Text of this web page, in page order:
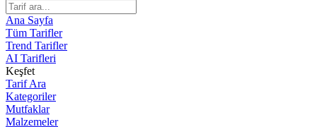
Ana Sayfa
Tüm Tarifler
Trend Tarifler
AI Tarifleri
Keşfet
Tarif Ara
Kategoriler
Mutfaklar
Malzemeler